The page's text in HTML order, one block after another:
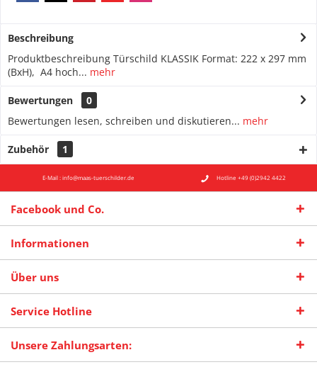
Beschreibung
Produktbeschreibung Türschild KLASSIK Format: 222 x 297 mm
(BxH), A4 hoch... mehr
Bewertungen
0
Bewertungen lesen, schreiben und diskutieren... mehr
Zubehör 1
E-Mail : info@maas-tuerschilder.de Hotline +49 (0)2942 4422
Facebook und Co.
Informationen
Über uns
Service Hotline
Unsere Zahlungsarten: